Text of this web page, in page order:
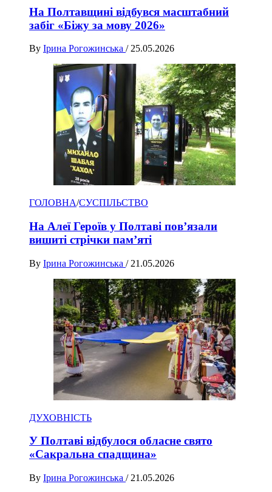
На Полтавщині відбувся масштабний
забіг «Біжу за мову 2026»
By Ірина Рогожинська / 25.05.2026
ГОЛОВНА/СУСПІЛЬСТВО
На Алеї Героїв у Полтаві пов’язали
вишиті стрічки пам’яті
By Ірина Рогожинська / 21.05.2026
ДУХОВНІСТЬ
У Полтаві відбулося обласне свято
«Сакральна спадщина»
By Ірина Рогожинська / 21.05.2026